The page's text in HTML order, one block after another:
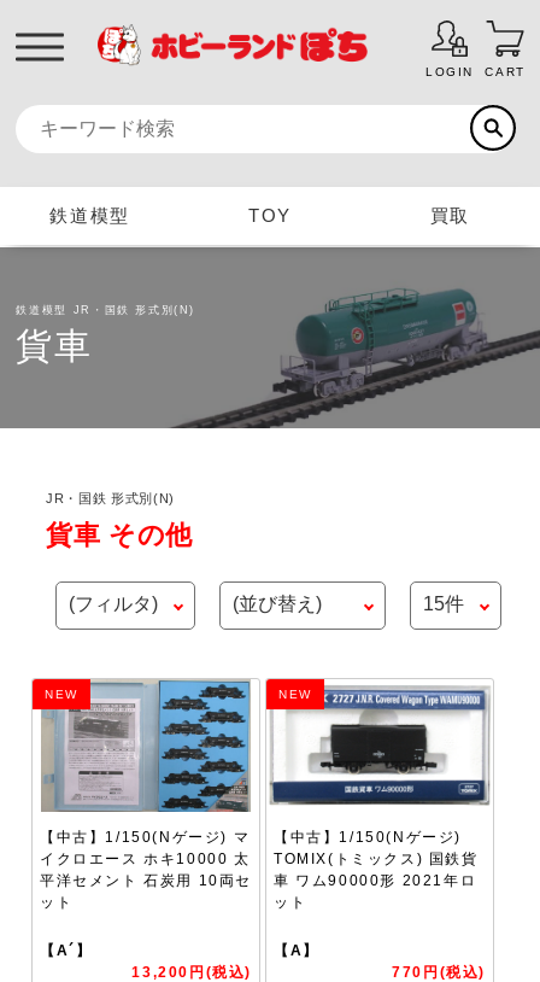
LOGIN CART
鉄道模型 TOY 買取
鉄道模型 JR・国鉄 形式別(N)
貨車
JR・国鉄 形式別(N)
貨車 その他
NEW
【中古】1/150(Nゲージ) マ
イクロエース ホキ10000 太
平洋セメント 石炭用 10両セ
ット
【A´】
13,200円(税込)
NEW
【中古】1/150(Nゲージ)
TOMIX(トミックス) 国鉄貨
車 ワム90000形 2021年ロ
ット
【A】
770円(税込)